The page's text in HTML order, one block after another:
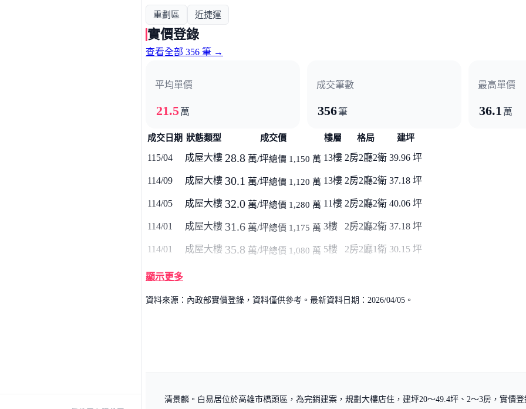
重劃區 近捷運
實價登錄
查看全部 356 筆 →
平均單價
21.5萬
成交筆數
356筆
最高單價
36.1 萬
成交日期 狀態類型 成交價 樓層 格局 建坪
115/04 成屋大樓 28.8 萬/坪總價 1,150 萬 13樓 2房2廳2衛 39.96 坪
114/09 成屋大樓 30.1 萬/坪總價 1,120 萬 13樓 2房2廳2衛 37.18 坪
114/05 成屋大樓 32.0 萬/坪總價 1,280 萬 11樓 2房2廳2衛 40.06 坪
114/01 成屋大樓 31.6 萬/坪總價 1,175 萬 3樓 2房2廳2衛 37.18 坪
114/01 成屋大樓 35.8 萬/坪總價 1,080 萬 5樓 2房2廳1衛 30.15 坪
顯示更多
資料來源：內政部實價登錄，資料僅供參考。最新資料日期：2026/04/05。
清景麟。白易居位於高雄市橋頭區，為完銷建案，規劃大樓店住，建坪20～49.4坪、2～3房，實價登